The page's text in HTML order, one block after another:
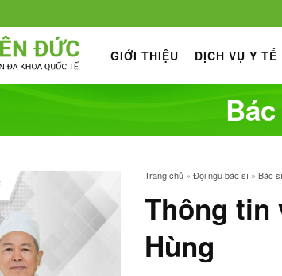
GIỚI THIỆU DỊCH VỤ Y TẾ
Trang chủ »Đội ngũ bác sĩ »Bác
Thông tin
Hùng